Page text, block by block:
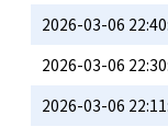
2026-03-06
2026-03-06
2026-03-06